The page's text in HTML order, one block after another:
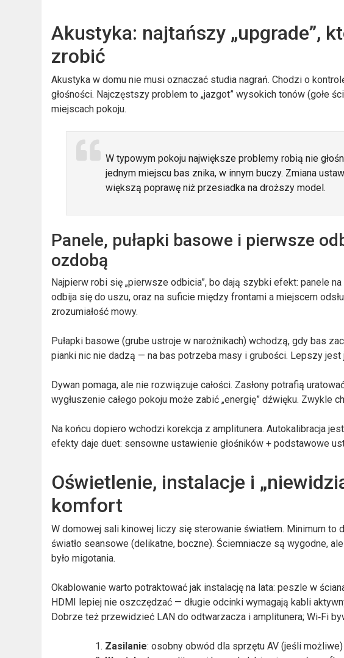
Akustyka: najtańszy „upgrade”,
zrobić
Akustyka w domu nie musi oznaczać studia nagrań. Chodzi o
głośności. Najczęstszy problem to „jazgot” wysokich tonów (gołe
miejscach pokoju.
W typowym pokoju największe problemy robią nie
jednym miejscu bas znika, w innym buczy. Zmiana
większą poprawę niż przesiadka na droższy model.
Panele, pułapki basowe i pierwsze
ozdobą
Najpierw robi się „pierwsze odbicia”, bo dają szybki efekt: panele
odbija się do uszu, oraz na suficie między frontami a miejscem
zrozumiałość mowy.
Pułapki basowe (grube ustroje w narożnikach) wchodzą, gdy bas
pianki nic nie dadzą — na bas potrzeba masy i grubości. Lepszy jest
Dywan pomaga, ale nie rozwiązuje całości. Zasłony potrafią
wygłuszenie całego pokoju może zabić „energię” dźwięku. Zwykle
Na końcu dopiero wchodzi korekcja z amplitunera. Autokalibracja
efekty daje duet: sensowne ustawienie głośników + podstawowe
Oświetlenie, instalacje i
komfort
W domowej sali kinowej liczy się sterowanie światłem. Minimum to
światło seansowe (delikatne, boczne). Ściemniacze są wygodne,
było migotania.
Okablowanie warto potraktować jak instalację na lata: peszle w
HDMI lepiej nie oszczędzać — długie odcinki wymagają kabli
Dobrze też przewidzieć LAN do odtwarzacza i amplitunera; Wi‑Fi
Zasilanie: osobny obwód dla sprzętu AV (jeśli